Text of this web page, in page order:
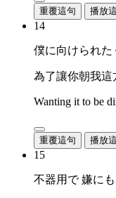
重覆這句 播放
14
僕に向けられた
為了讓你朝我這
Wanting it to be
重覆這句 播放
15
不器用で 嫌に